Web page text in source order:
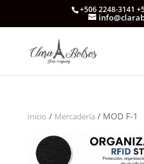
+506 2248-3141
Inicio / Mercadería / MOD F-1